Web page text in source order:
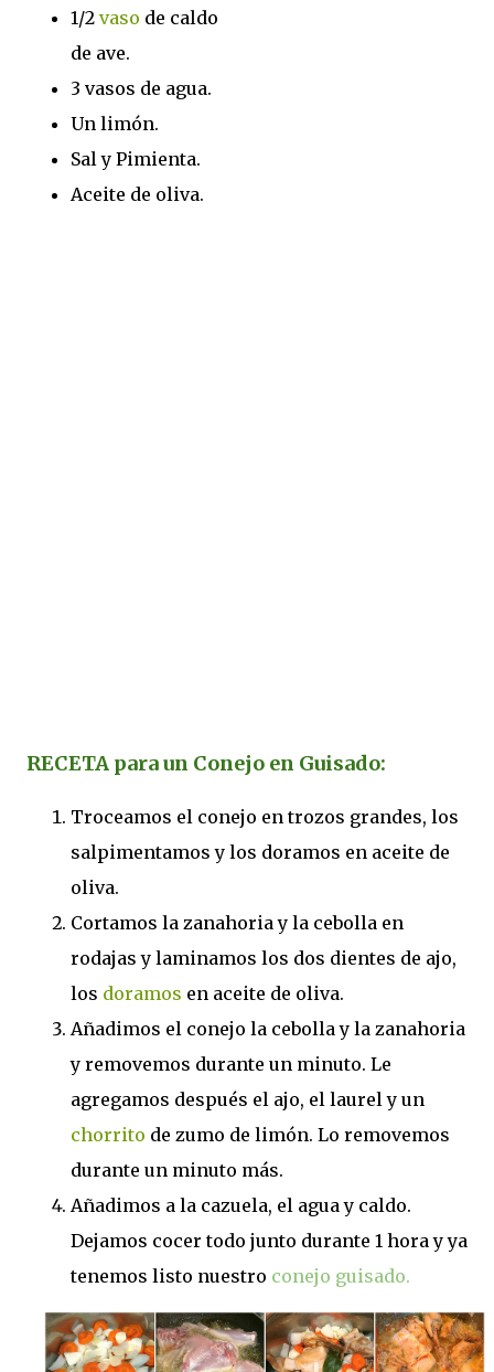
1/2 vaso de caldo
de ave.
3 vasos de agua.
Un limón.
Sal y Pimienta.
Aceite de oliva.
RECETA para un Conejo en Guisado:
Troceamos el conejo en trozos grandes, los
salpimentamos y los doramos en aceite de
oliva.
Cortamos la zanahoria y la cebolla en
rodajas y laminamos los dos dientes de ajo,
los doramos en aceite de oliva.
Añadimos el conejo la cebolla y la zanahoria
y removemos durante un minuto. Le
agregamos después el ajo, el laurel y un
chorrito de zumo de limón. Lo removemos
durante un minuto más.
Añadimos a la cazuela, el agua y caldo.
Dejamos cocer todo junto durante 1 hora y ya
tenemos listo nuestro conejo guisado.